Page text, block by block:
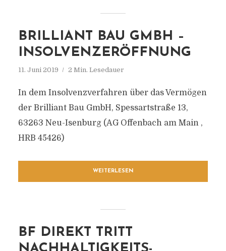
BRILLIANT BAU GMBH –
INSOLVENZERÖFFNUNG
11. Juni 2019 2 Min. Lesedauer
In dem Insolvenzverfahren über das Vermögen
der Brilliant Bau GmbH, Spessartstraße 13,
63263 Neu-Isenburg (AG Offenbach am Main ,
HRB 45426)
WEITERLESEN
BF DIREKT TRITT